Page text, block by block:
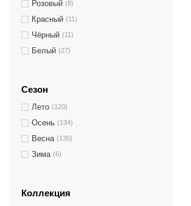
Розовый (8)
Красный (11)
Чёрный (11)
Белый (27)
Сезон
Лето (120)
Осень (134)
Весна (135)
Зима (6)
Коллекция